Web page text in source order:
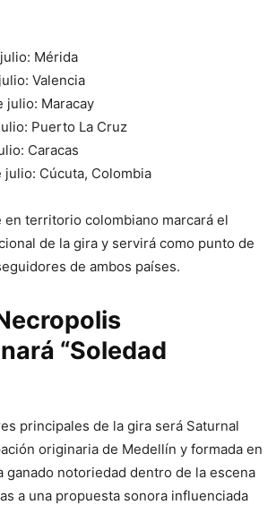
Mérida
Valencia
julio: Maracay
Puerto La Cruz
Caracas
julio: Cúcuta, Colombia
en territorio colombiano marcará el
de la gira y servirá como punto de
de ambos países.
“Soledad
principales de la gira será Saturnal
originaria de Medellín y formada en
ganado notoriedad dentro de la escena
a una propuesta sonora influenciada